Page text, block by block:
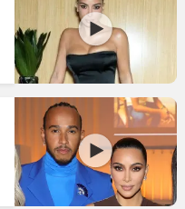
רץ ברשת
תוצאות
נבחרת ישראל
מכבי חיפה
בית"ר ירושלים
מכבי תל אביב
הפועל תל אביב
ליגה ספרדית
ליגה איטלקית
ליגה צרפתית
ליגה הולנדית
כדורסל נשים
מכבי תל אביב
הפועל חולון
הפועל ירושלים
דני אבדיה
יורוליג
יורוקאפ
טניס
כדוריד
כדורעף
שחייה